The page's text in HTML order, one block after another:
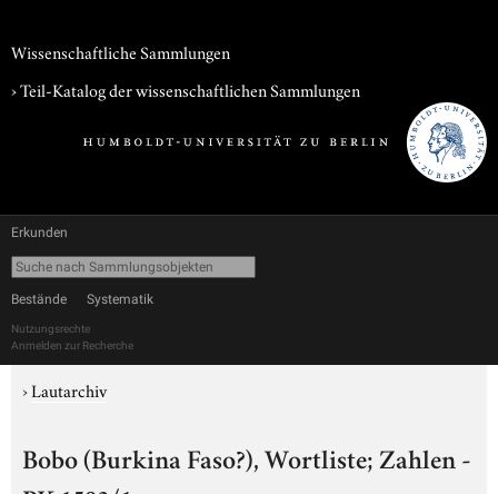
Wissenschaftliche Sammlungen
› Teil-Katalog der wissenschaftlichen Sammlungen
Erkunden
Bestände Systematik
Nutzungsrechte
Anmelden zur Recherche
›Lautarchiv
Bobo (Burkina Faso?), Wortliste; Zahlen -